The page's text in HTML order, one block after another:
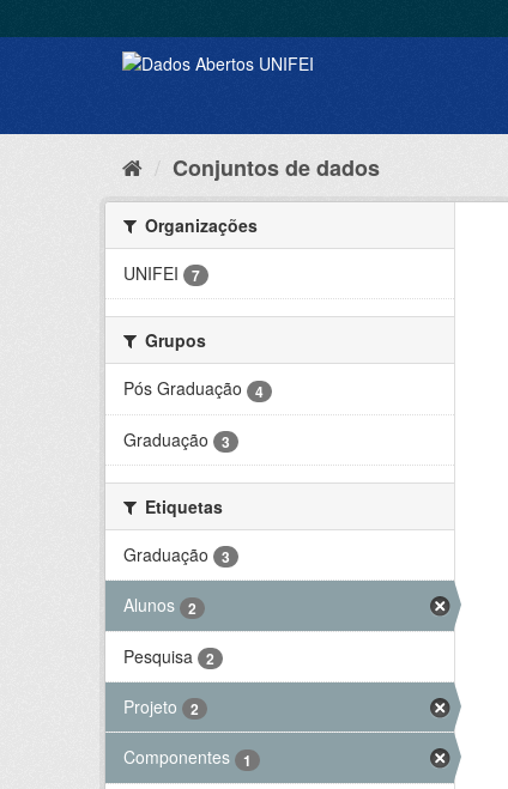
Conjuntos de dados
Organizações
UNIFEI
7
Grupos
Pós Graduação
4
Graduação 3
Etiquetas
Graduação
3
Alunos 2
Pesquisa 2
Projeto 2
Componentes 1